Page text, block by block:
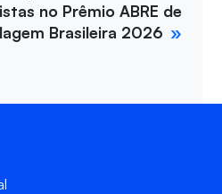
no Prêmio ABRE de
Brasileira 2026